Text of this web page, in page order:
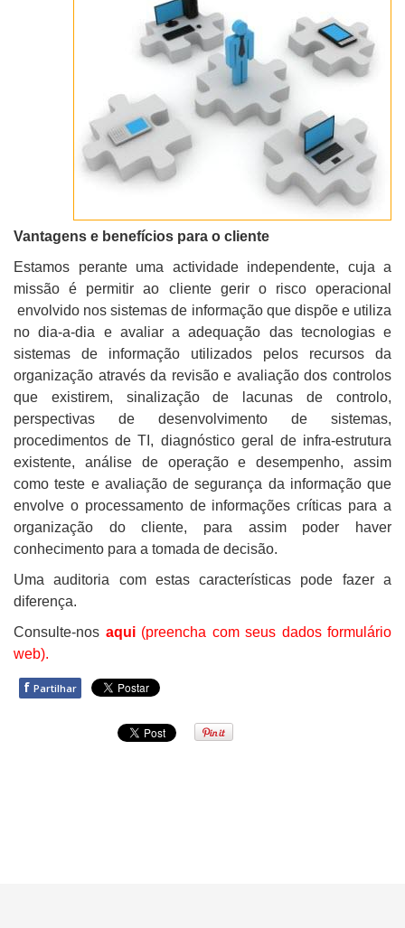
Vantagens e benefícios para o cliente
Estamos perante uma actividade independente, cuja a
missão é permitir ao cliente gerir o risco operacional
envolvido nos sistemas de informação que dispõe e utiliza
no dia-a-dia e avaliar a adequação das tecnologias e
sistemas de informação utilizados pelos recursos da
organização através da revisão e avaliação dos controlos
que existirem, sinalização de lacunas de controlo,
perspectivas de desenvolvimento de sistemas,
procedimentos de TI, diagnóstico geral de infra-estrutura
existente, análise de operação e desempenho, assim
como teste e avaliação de segurança da informação que
envolve o processamento de informações críticas para a
organização do cliente, para assim poder haver
conhecimento para a tomada de decisão.
Uma auditoria com estas características pode fazer a
diferença.
Consulte-nos aqui (preencha com seus dados formulário
web).
f Partilhar